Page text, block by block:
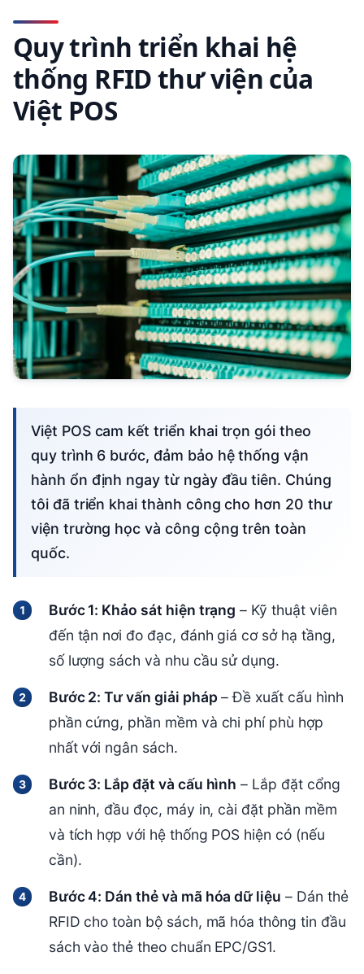
Quy trình triển khai hệ
thống RFID thư viện của
Việt POS
Việt POS cam kết triển khai trọn gói theo
quy trình 6 bước, đảm bảo hệ thống vận
hành ổn định ngay từ ngày đầu tiên. Chúng
tôi đã triển khai thành công cho hơn 20 thư
viện trường học và công cộng trên toàn
quốc.
Bước 1: Khảo sát hiện trạng – Kỹ thuật viên
đến tận nơi đo đạc, đánh giá cơ sở hạ tầng,
số lượng sách và nhu cầu sử dụng.
Bước 2: Tư vấn giải pháp– Đề xuất cấu hình
phần cứng, phần mềm và chi phí phù hợp
nhất với ngân sách.
Bước 3: Lắp đặt và cấu hình – Lắp đặt cổng
an ninh, đầu đọc, máy in, cài đặt phần mềm
và tích hợp với hệ thống POS hiện có (nếu
cần).
Bước 4: Dán thẻ và mã hóa dữ liệu – Dán thẻ
RFID cho toàn bộ sách, mã hóa thông tin đầu
sách vào thẻ theo chuẩn EPC/GS1.